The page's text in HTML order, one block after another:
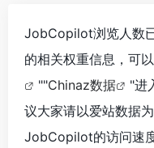
JobCopilot浏览人数
的相关权重信息，可
""Chinaz数据
"进
议大家请以爱站数据
JobCopilot的访问速